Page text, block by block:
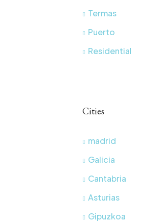
Termas
Puerto
Residential
Cities
madrid
Galicia
Cantabria
Asturias
Gipuzkoa